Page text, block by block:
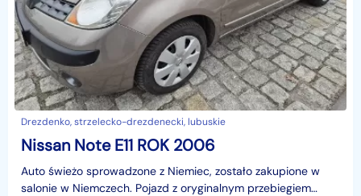
Drezdenko, strzelecko-drezdenecki, lubuskie
Nissan Note E11 ROK 2006
Auto świeżo sprowadzone z Niemiec, zostało zakupione w
salonie w Niemczech. Pojazd z oryginalnym przebiegiem